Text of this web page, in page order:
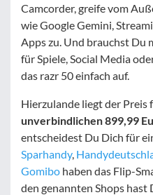
Camcorder, greife vom
wie Google Gemini,
Apps zu. Und brauchst Du
für Spiele, Social Media
das razr 50 einfach auf.
Hierzulande liegt der Preis
unverbindlichen 899,99
entscheidest Du Dich für
Sparhandy,
Gomibo haben das Flip-
den genannten Shops hast